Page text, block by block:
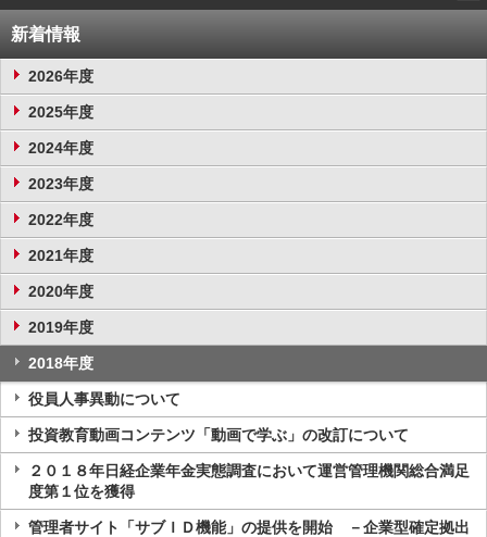
新着情報
2026年度
2025年度
2024年度
2023年度
2022年度
2021年度
2020年度
2019年度
2018年度
役員人事異動について
投資教育動画コンテンツ「動画で学ぶ」の改訂について
２０１８年日経企業年金実態調査において運営管理機関総合満足
度第１位を獲得
管理者サイト「サブＩＤ機能」の提供を開始 －企業型確定拠出